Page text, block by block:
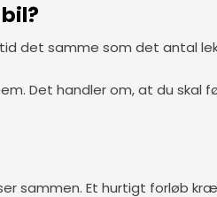
det samme som det antal
Det handler om, at du
sammen. Et hurtigt forløb